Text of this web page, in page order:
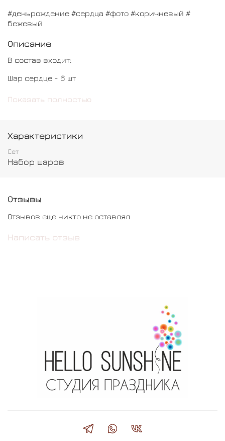
#деньрождение #сердца #фото #коричневый #
бежевый
Описание
В состав входит:
Шар сердце - 6 шт
Шар бабблс с фото - 1 шт
Показать полностью
Характеристики
Сет
Набор шаров
Отзывы
Отзывов еще никто не оставлял
Написать отзыв